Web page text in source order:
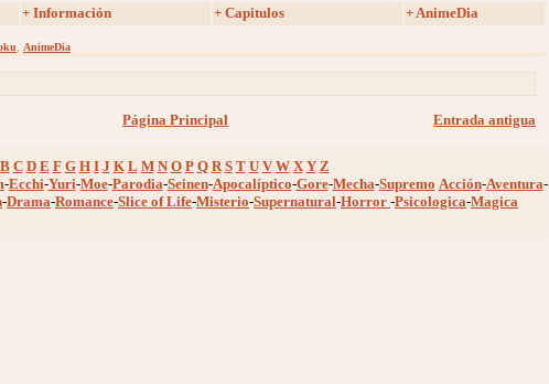
+ Información + Capitulos + AnimeDia
AnimeDia
Entrada antigua
Página Principal
B C D E F G H I J K L M N O P Q R S T U V W X Y Z
-Ecchi-Yuri-Moe-Parodia-Seinen-Apocalíptico-Gore-Mecha-Supremo Acción-Aventura-
-Drama-Romance-Slice of Life-Misterio-Supernatural-Horror -Psicologica-Magica